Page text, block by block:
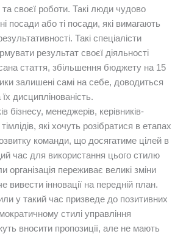
своєї роботи. Такі люди чудово
посади або ті посади, які вимагають
Такі спеціалісти
результат своєї діяльності
стаття, збільшення бюджету на 15
залишені самі на себе, доводиться
дисциплінованість.
бізнесу, менеджерів, керівників-
які хочуть розібратися в етапах
команди, що досягатиме цілей в
час для використання цього стилю
організація переживає великі зміни
вивести інновації на передній план.
у такий час призведе до позитивних
стилі управління
вносити пропозиції, але не мають